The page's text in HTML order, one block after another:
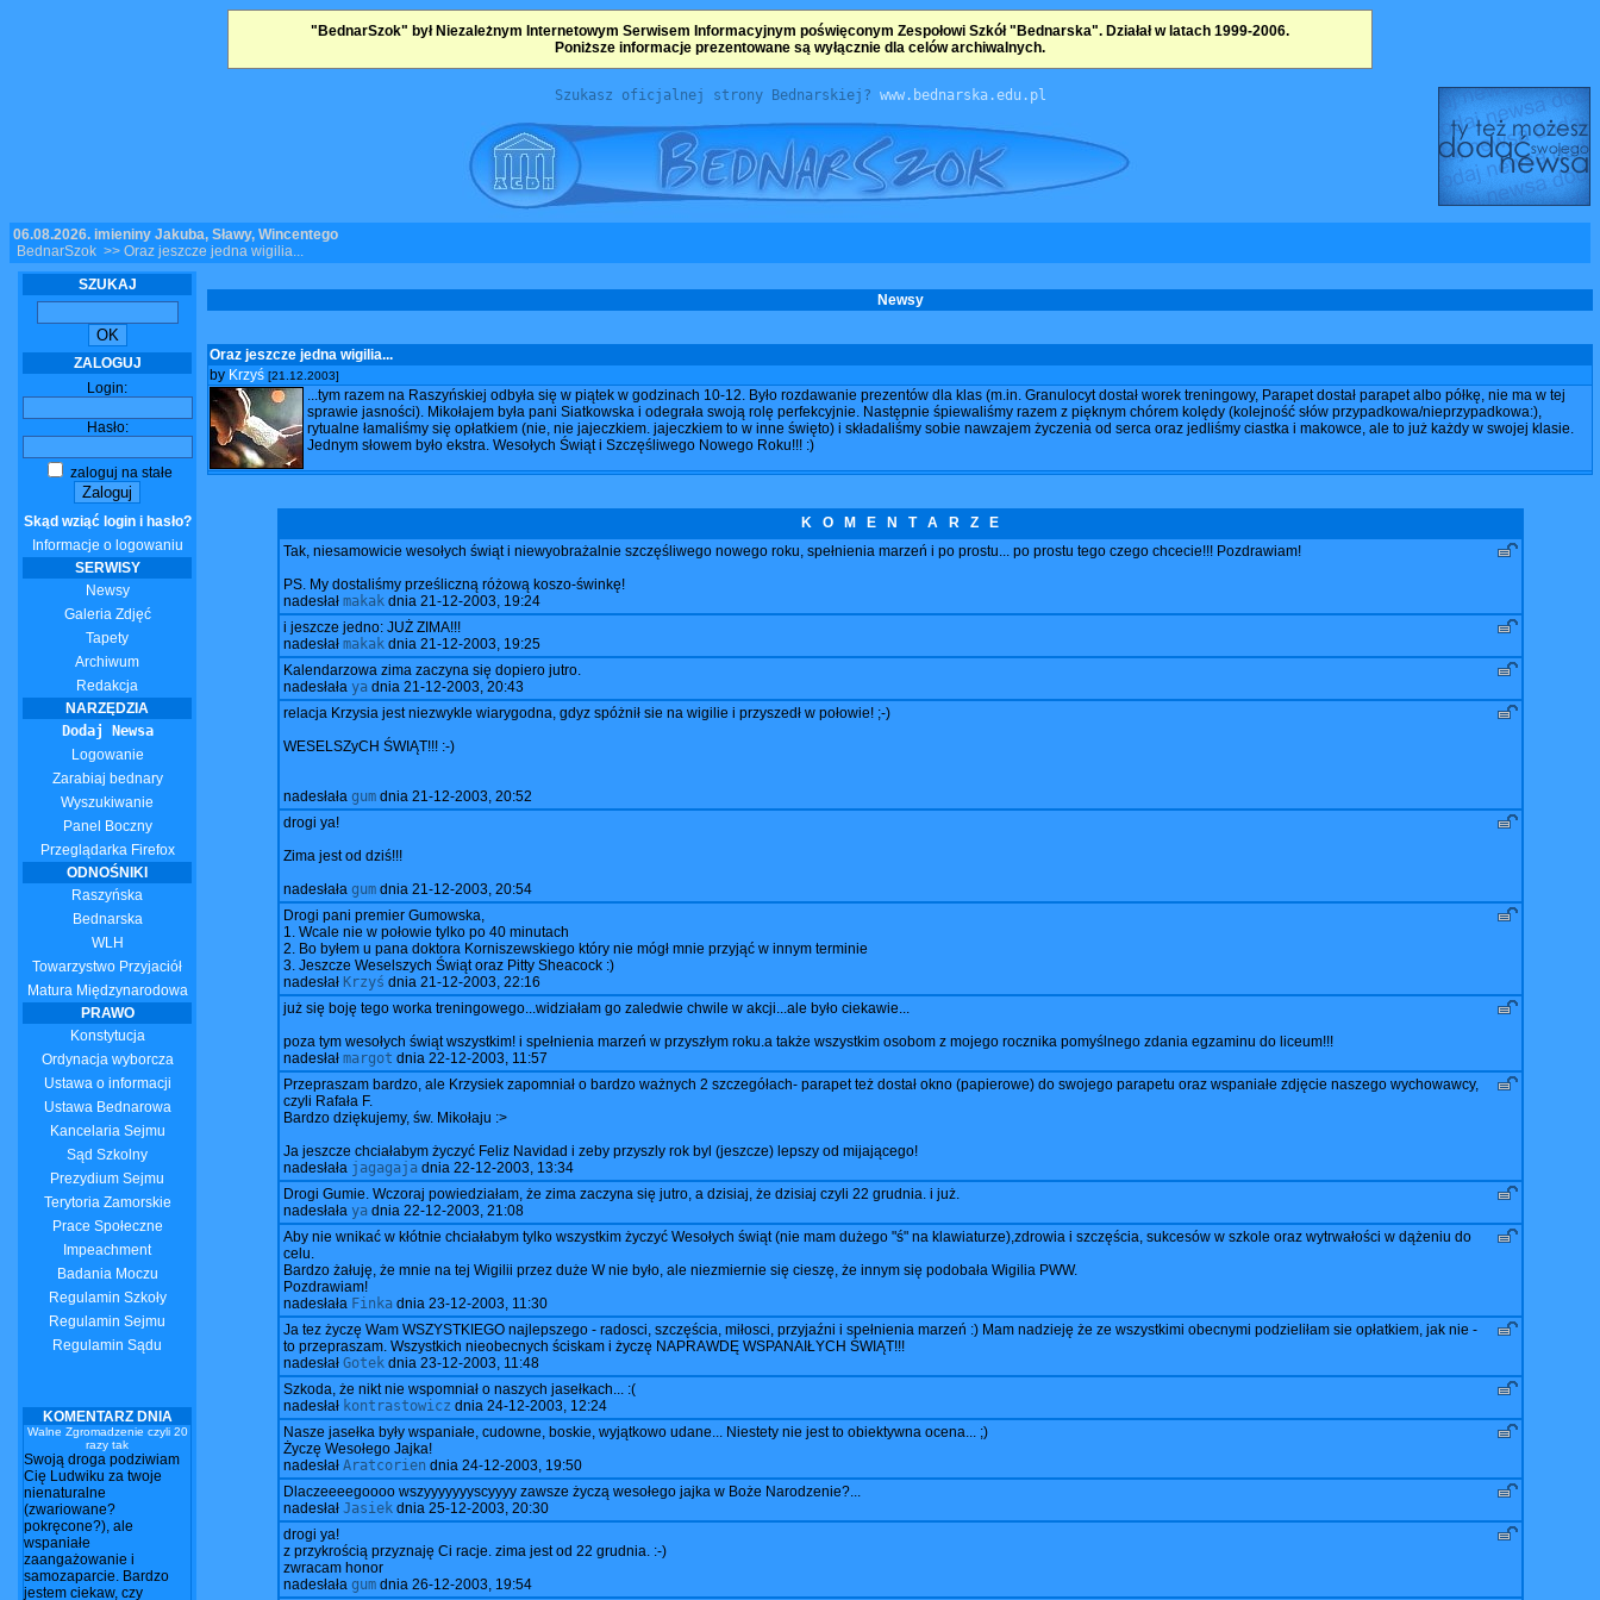
"BednarSzok" był Niezależnym Internetowym Serwisem Informacyjnym poświęconym Zespołowi Szkół "Bednarska". Działał w latach 1999-2006.
Poniższe informacje prezentowane są wyłącznie dla celów archiwalnych.
Szukasz oficjalnej strony Bednarskiej? www.bednarska.edu.pl
06.08.2026, imieniny Jakuba, Sławy, Wincentego
BednarSzok >> Oraz jeszcze jedna wigilia...
SZUKAJ
ZALOGUJ
Login:
Hasło:
zaloguj na stałe
Skąd wziąć login i hasło?
Informacje o logowaniu
SERWISY
Newsy
Galeria Zdjęć
Tapety
Archiwum
Redakcja
NARZĘDZIA
Dodaj Newsa
Logowanie
Zarabiaj bednary
Wyszukiwanie
Panel Boczny
Przeglądarka Firefox
ODNOŚNIKI
Raszyńska
Bednarska
WLH
Towarzystwo Przyjaciół
Matura Międzynarodowa
PRAWO
Konstytucja
Ordynacja wyborcza
Ustawa o informacji
Ustawa Bednarowa
Kancelaria Sejmu
Sąd Szkolny
Prezydium Sejmu
Terytoria Zamorskie
Prace Społeczne
Impeachment
Badania Moczu
Regulamin Szkoły
Regulamin Sejmu
Regulamin Sądu
KOMENTARZ DNIA
Walne Zgromadzenie czyli 20
razy tak
Swoją droga podziwiam
Cię Ludwiku za twoje
nienaturalne
(zwariowane?
pokręcone?), ale
wspaniałe
zaangażowanie i
samozaparcie. Bardzo
jestem ciekaw, czy
Newsy
Oraz jeszcze jedna wigilia...
by Krzyś [21.12.2003]
...tym razem na Raszyńskiej odbyła się w piątek w godzinach 10-12. Było rozdawanie prezentów dla klas (m.in. Granulocyt dostał worek treningowy, Parapet dostał parapet albo półkę, nie ma w tej
sprawie jasności). Mikołajem była pani Siatkowska i odegrała swoją rolę perfekcyjnie. Następnie śpiewaliśmy razem z pięknym chórem kolędy (kolejność słów przypadkowa/nieprzypadkowa:),
rytualne łamaliśmy się opłatkiem (nie, nie jajeczkiem. jajeczkiem to w inne święto) i składaliśmy sobie nawzajem życzenia od serca oraz jedliśmy ciastka i makowce, ale to już każdy w swojej klasie.
Jednym słowem było ekstra. Wesołych Świąt i Szczęśliwego Nowego Roku!!! :)
K O M E N T A R Z E
Tak, niesamowicie wesołych świąt i niewyobrażalnie szczęśliwego nowego roku, spełnienia marzeń i po prostu... po prostu tego czego chcecie!!! Pozdrawiam!
PS. My dostaliśmy prześliczną różową koszo-świnkę!
nadesłał makakdnia 21-12-2003, 19:24
i jeszcze jedno: JUŻ ZIMA!!!
nadesłał makakdnia 21-12-2003, 19:25
Kalendarzowa zima zaczyna się dopiero jutro.
nadesłała yadnia 21-12-2003, 20:43
relacja Krzysia jest niezwykle wiarygodna, gdyz spóżnił sie na wigilie i przyszedł w połowie! ;-)
WESELSZyCH ŚWIĄT!!! :-)
nadesłała gumdnia 21-12-2003, 20:52
drogi ya!
Zima jest od dziś!!!
nadesłała gumdnia 21-12-2003, 20:54
Drogi pani premier Gumowska,
1. Wcale nie w połowie tylko po 40 minutach
2. Bo byłem u pana doktora Korniszewskiego który nie mógł mnie przyjąć w innym terminie
3. Jeszcze Weselszych Świąt oraz Pitty Sheacock :)
nadesłał Krzyś dnia 21-12-2003, 22:16
już się boję tego worka treningowego...widziałam go zaledwie chwile w akcji...ale było ciekawie...
poza tym wesołych świąt wszystkim! i spełnienia marzeń w przyszłym roku.a także wszystkim osobom z mojego rocznika pomyślnego zdania egzaminu do liceum!!!
nadesłał margot dnia 22-12-2003, 11:57
Przepraszam bardzo, ale Krzysiek zapomniał o bardzo ważnych 2 szczegółach- parapet też dostał okno (papierowe) do swojego parapetu oraz wspaniałe zdjęcie naszego wychowawcy,
czyli Rafała F.
Bardzo dziękujemy, św. Mikołaju :>
Ja jeszcze chciałabym życzyć Feliz Navidad i zeby przyszly rok byl (jeszcze) lepszy od mijającego!
nadesłała jagagajadnia 22-12-2003, 13:34
Drogi Gumie. Wczoraj powiedziałam, że zima zaczyna się jutro, a dzisiaj, że dzisiaj czyli 22 grudnia. i już.
nadesłała yadnia 22-12-2003, 21:08
Aby nie wnikać w kłótnie chciałabym tylko wszystkim życzyć Wesołych świąt (nie mam dużego "ś" na klawiaturze),zdrowia i szczęścia, sukcesów w szkole oraz wytrwałości w dążeniu do
celu.
Bardzo żałuję, że mnie na tej Wigilii przez duże W nie było, ale niezmiernie się cieszę, że innym się podobała Wigilia PWW.
Pozdrawiam!
nadesłała Finkadnia 23-12-2003, 11:30
Ja tez życzę Wam WSZYSTKIEGO najlepszego - radosci, szczęścia, miłosci, przyjaźni i spełnienia marzeń :) Mam nadzieję że ze wszystkimi obecnymi podzieliłam sie opłatkiem, jak nie -
to przepraszam. Wszystkich nieobecnych ściskam i życzę NAPRAWDĘ WSPANAIŁYCH ŚWIĄT!!!
nadesłał Gotekdnia 23-12-2003, 11:48
Szkoda, że nikt nie wspomniał o naszych jasełkach... :(
nadesłał kontrastowicz dnia 24-12-2003, 12:24
Nasze jasełka były wspaniałe, cudowne, boskie, wyjątkowo udane... Niestety nie jest to obiektywna ocena... ;)
Życzę Wesołego Jajka!
nadesłał Aratcorien dnia 24-12-2003, 19:50
Dlaczeeeegoooo wszyyyyyyyscyyyy zawsze życzą wesołego jajka w Boże Narodzenie?...
nadesłał Jasiekdnia 25-12-2003, 20:30
drogi ya!
z przykrością przyznaję Ci racje. zima jest od 22 grudnia. :-)
zwracam honor
nadesłała gumdnia 26-12-2003, 19:54